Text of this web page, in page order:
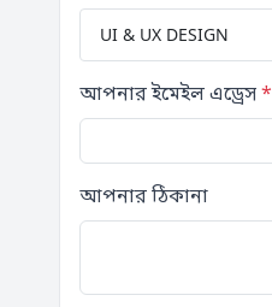
UI & UX DESIGN
আপনার ইমেইল এড্রেস*
আপনার ঠিকানা